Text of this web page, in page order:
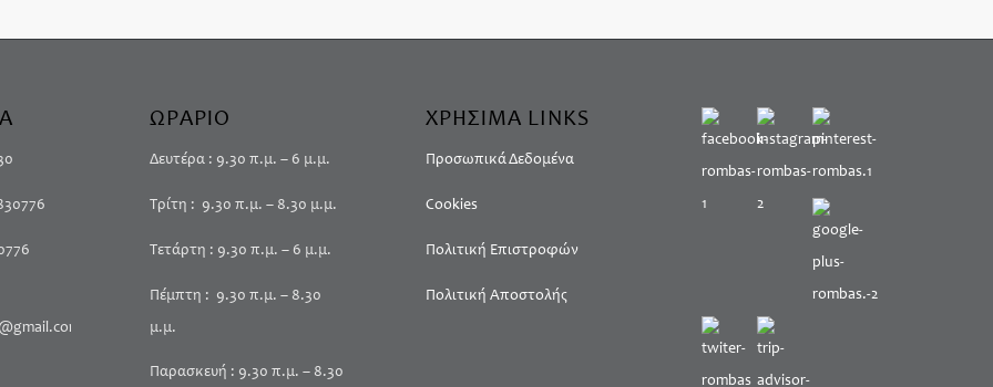
ΩΡΑΡΙΟ
Δευτέρα : 9.30 π.μ. – 6 μ.μ.
Τρίτη : 9.30 π.μ. – 8.30 μ.μ.
Τετάρτη : 9.30 π.μ. – 6 μ.μ.
Πέμπτη : 9.30 π.μ. – 8.30
μ.μ.
Παρασκευή : 9.30 π.μ. – 8.30
ΧΡΗΣΙΜΑ LINKS
Προσωπικά Δεδομένα
Cookies
Πολιτική Επιστροφών
Πολιτική Αποστολής